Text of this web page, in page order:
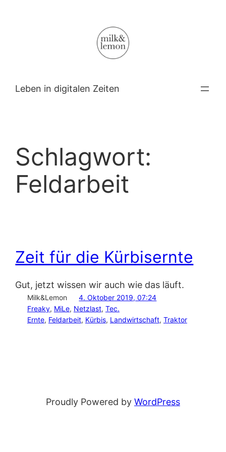
Leben in digitalen Zeiten
Schlagwort:
Feldarbeit
Zeit für die Kürbisernte
Gut, jetzt wissen wir auch wie das läuft.
Milk&Lemon
4. Oktober 2019, 07:24
Freaky, MiLe, Netzlast, Tec.
Ernte, Feldarbeit, Kürbis, Landwirtschaft, Traktor
Proudly Powered by WordPress